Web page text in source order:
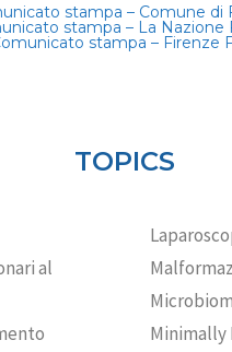
stampa – Comune di
stampa – La Nazione
stampa – Firenze
TOPICS
al
Minimally